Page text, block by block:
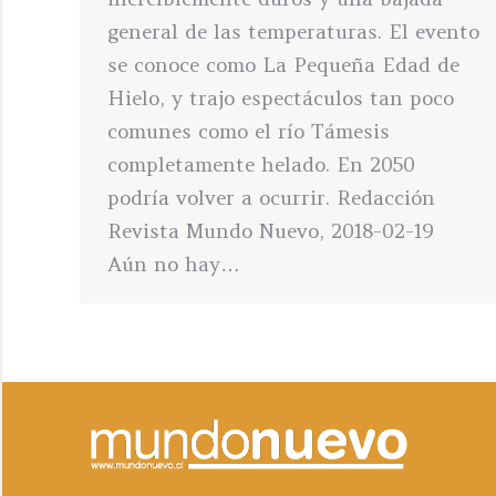
general de las temperaturas. El evento
se conoce como La Pequeña Edad de
Hielo, y trajo espectáculos tan poco
comunes como el río Támesis
completamente helado. En 2050
podría volver a ocurrir. Redacción
Revista Mundo Nuevo, 2018-02-19
Aún no hay…